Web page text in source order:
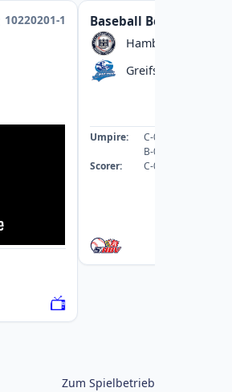
10220201-1
Baseball Bezirksliga
Hamburg
Greifswald Baltic
Umpire:
C-089059-UMP-BB
B-078542-UMP-BB
Scorer:
C-069253-SCO
Zum Spielbetrieb